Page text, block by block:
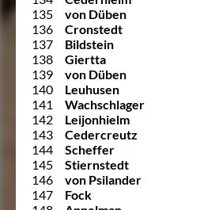
135
von Düben
136
Cronstedt
137
Bildstein
138
Giertta
139
von Düben
140
Leuhusen
141
Wachschlager
142
Leijonhielm
143
Cedercreutz
144
Scheffer
145
Stiernstedt
146
von Psilander
147
Fock